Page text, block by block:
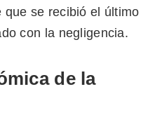
que se recibió el último
con la negligencia.
de la